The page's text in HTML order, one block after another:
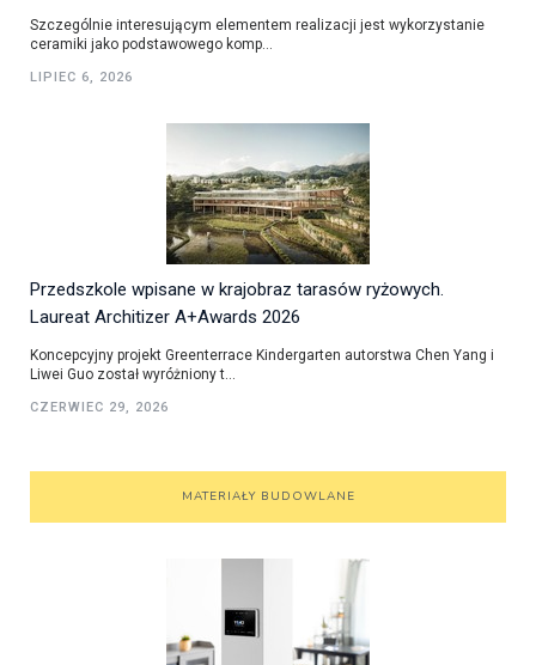
Szczególnie interesującym elementem realizacji jest wykorzystanie
ceramiki jako podstawowego komp...
LIPIEC 6, 2026
Przedszkole wpisane w krajobraz tarasów ryżowych.
Laureat Architizer A+Awards 2026
Koncepcyjny projekt Greenterrace Kindergarten autorstwa Chen Yang i
Liwei Guo został wyróżniony t...
CZERWIEC 29, 2026
MATERIAŁY BUDOWLANE